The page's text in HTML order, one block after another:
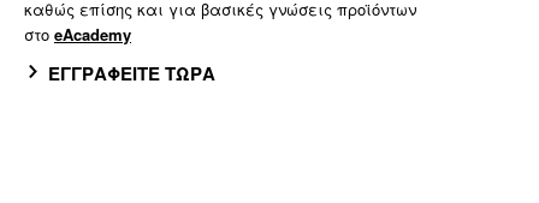
καθώς επίσης και για βασικές γνώσεις προϊόντων
στο eAcademy
ΕΓΓΡΑΦΕΙΤΕ ΤΩΡΑ